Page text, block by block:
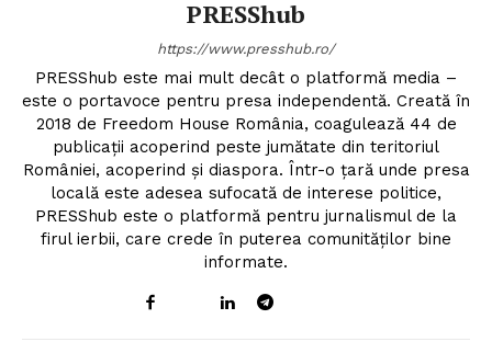
PRESShub
https://www.presshub.ro/
PRESShub este mai mult decât o platformă media –
este o portavoce pentru presa independentă. Creată în
2018 de Freedom House România, coagulează 44 de
publicații acoperind peste jumătate din teritoriul
României, acoperind și diaspora. Într-o țară unde presa
locală este adesea sufocată de interese politice,
PRESShub este o platformă pentru jurnalismul de la
firul ierbii, care crede în puterea comunităților bine
informate.